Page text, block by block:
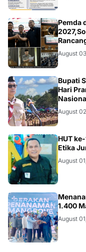
NEWS
Pemda dan
August
NEWS
Bupati
Hari
August
NEWS
HUT
Etika
August
NEWS
1.400
August